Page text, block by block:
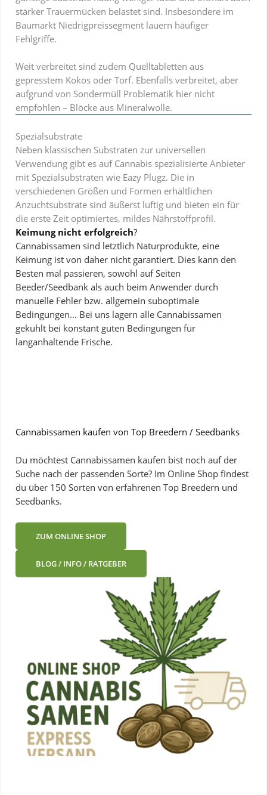
stärker Trauermücken belastet sind. Insbesondere im
Baumarkt Niedrigpreissegment lauern häufiger
Fehlgriffe.
Weit verbreitet sind zudem Quelltabletten aus
gepresstem Kokos oder Torf. Ebenfalls verbreitet, aber
aufgrund von Sondermüll Problematik hier nicht
empfohlen – Blöcke aus Mineralwolle.
Spezialsubstrate
Neben klassischen Substraten zur universellen
Verwendung gibt es auf Cannabis spezialisierte Anbieter
mit Spezialsubstraten wie Eazy Plugz. Die in
verschiedenen Größen und Formen erhältlichen
Anzuchtsubstrate sind äußerst luftig und bieten ein für
die erste Zeit optimiertes, mildes Nährstoffprofil.
Keimung nicht erfolgreich?
Cannabissamen sind letztlich Naturprodukte, eine
Keimung ist von daher nicht garantiert. Dies kann den
Besten mal passieren, sowohl auf Seiten
Beeder/Seedbank als auch beim Anwender durch
manuelle Fehler bzw. allgemein suboptimale
Bedingungen… Bei uns lagern alle Cannabissamen
gekühlt bei konstant guten Bedingungen für
langanhaltende Frische.
Cannabissamen kaufen von Top Breedern / Seedbanks
Du möchtest Cannabissamen kaufen bist noch auf der
Suche nach der passenden Sorte? Im Online Shop findest
du über 150 Sorten von erfahrenen Top Breedern und
Seedbanks.
ZUM ONLINE SHOP
BLOG / INFO / RATGEBER